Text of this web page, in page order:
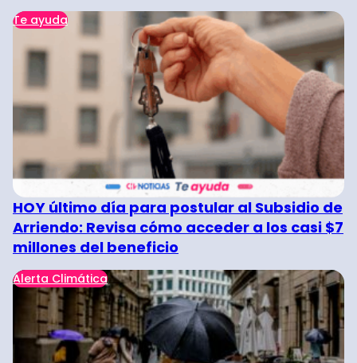
Te ayuda
HOY último día para postular al Subsidio de
Arriendo: Revisa cómo acceder a los casi $7
millones del beneficio
Alerta Climática